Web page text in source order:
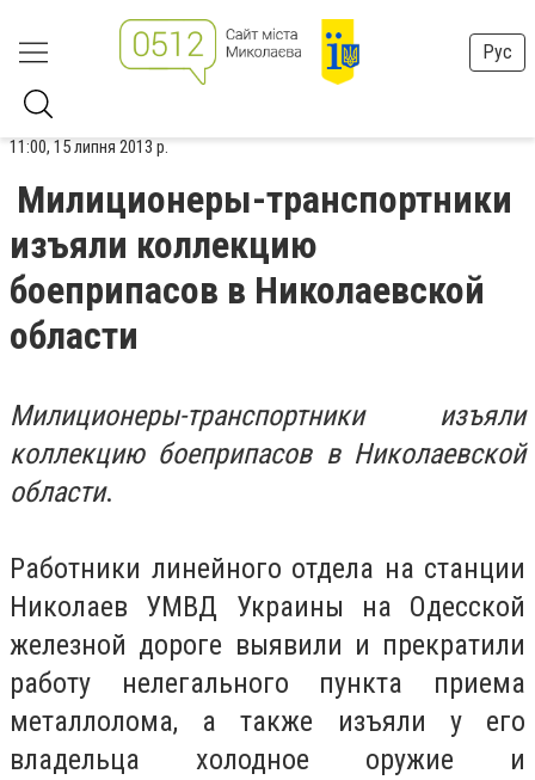
Рус
11:00, 15 липня 2013 р.
Милиционеры-транспортники
изъяли коллекцию
боеприпасов в Николаевской
области
Милиционеры-транспортники изъяли
коллекцию боеприпасов в Николаевской
области.
Работники линейного отдела на станции
Николаев УМВД Украины на Одесской
железной дороге выявили и прекратили
работу нелегального пункта приема
металлолома, а также изъяли у его
владельца холодное оружие и